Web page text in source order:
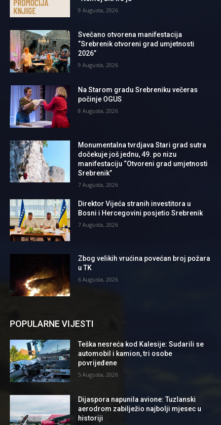
9 Augusta, 2026
Svečano otvorena manifestacija
“Srebrenik otvoreni grad umjetnosti
2026”
9 Augusta, 2026
Na Starom gradu Srebreniku večeras
počinje OGUS
8 Augusta, 2026
Monumentalna tvrdjava Stari grad sutra
dočekuje još jednu, 49. po nizu
manifestaciju “Otvoreni grad umjetnosti
Srebrenik”
7 Augusta, 2026
Direktor Vijeća stranih investitora u
Bosni i Hercegovini posjetio Srebrenik
7 Augusta, 2026
Zbog velikih vrućina povećan broj požara
u TK
6 Augusta, 2026
POPULARNE VIJESTI
Teška nesreća kod Kalesije: Sudarili se
automobil i kamion, tri osobe
povrijeđene
5 Augusta, 2026
Dijaspora napunila avione: Tuzlanski
aerodrom zabilježio najbolji mjesec u
historiji